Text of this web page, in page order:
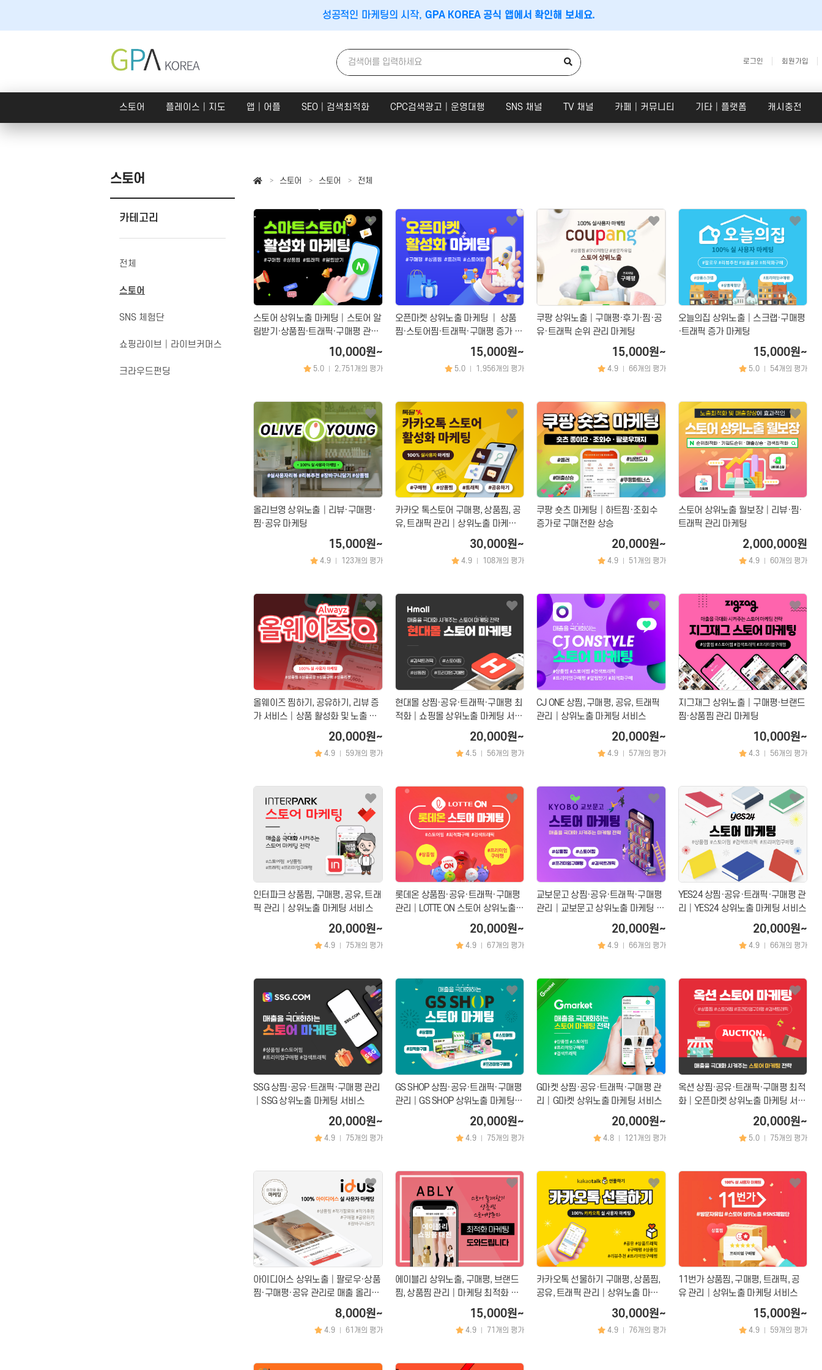
성공적인 마케팅의 시작, GPA KOREA 공식 앱에서 확인해 보세요.
로그인 회원가입
스토어 플레이스│지도 앱│어플 SEO│검색최적화 CPC검색광고│운영대행 SNS 채널 TV 채널 카페│커뮤니티 기타│플랫폼 캐시충전
쇼핑라이브│라이브커머스
플레이스
호텔│숙박│숙소
맛집마케팅
내비게이션
화장품│병원│성형
피부관리│마사지
공간 대여
구글플레이│AOS
원스토어
클라우드서버
쇼핑검색광고 네이버 플랫폼
메신저│오픈톡
음원 플랫폼
TV 채널 카페│커뮤니티
카페
지식인│질문 Q&A
언론,기자,뉴스 구독
개인정보활용방침에 동의하겠습니까? 네
문의 분야 월 예산
개인정보활용방침에 동의하겠습니까?
스토어
카테고리
전체
스토어
SNS 체험단
쇼핑라이브│라이브커머스
크라우드펀딩
스토어 스토어 전체
스토어 상위노출 마케팅│스토어 알
림받기·상품찜·트래픽·구매평 관리
10,000원~
5.0 2,751개의 평가
오픈마켓 상위노출 마케팅 │ 상품
찜·스토어찜·트래픽·구매평 증가 서
15,000원~
5.0 1,956개의 평가
쿠팡 상위노출│구매평·후기·찜·공
유·트래픽 순위 관리 마케팅
15,000원~
4.9 66개의 평가
오늘의집 상위노출│스크랩·구매평
·트래픽 증가 마케팅
15,000원~
5.0 54개의 평가
올리브영 상위노출│리뷰·구매평·
찜·공유 마케팅
15,000원~
4.9 123개의 평가
카카오 톡스토어 구매평, 상품찜, 공
유, 트래픽 관리│상위노출 마케팅
30,000원~
4.9 108개의 평가
쿠팡 숏츠 마케팅│하트찜·조회수
증가로 구매전환 상승
20,000원~
4.9 51개의 평가
스토어 상위노출 월보장│리뷰·찜·
트래픽 관리 마케팅
2,000,000원
4.9 60개의 평가
올웨이즈 찜하기, 공유하기, 리뷰 증
가 서비스│상품 활성화 및 노출 마
20,000원~
4.9 59개의 평가
현대몰 상찜·공유·트래픽·구매평 최
적화│쇼핑몰 상위노출 마케팅 서비
20,000원~
4.5 56개의 평가
CJ ONE 상찜, 구매평, 공유, 트래픽
관리│상위노출 마케팅 서비스
20,000원~
4.9 57개의 평가
지그재그 상위노출│구매평·브랜드
찜·상품찜 관리 마케팅
10,000원~
4.3 56개의 평가
인터파크 상품찜, 구매평, 공유, 트래
픽 관리│상위노출 마케팅 서비스
20,000원~
4.9 75개의 평가
롯데온 상품찜·공유·트래픽·구매평
관리│LOTTE ON 스토어 상위노출
20,000원~
4.9 67개의 평가
교보문고 상찜·공유·트래픽·구매평
관리│교보문고 상위노출 마케팅 서
20,000원~
4.9 66개의 평가
YES24 상찜·공유·트래픽·구매평 관
리│YES24 상위노출 마케팅 서비스
20,000원~
4.9 66개의 평가
SSG 상찜·공유·트래픽·구매평 관리
│SSG 상위노출 마케팅 서비스
20,000원~
4.9 75개의 평가
GS SHOP 상찜·공유·트래픽·구매평
관리│GS SHOP 상위노출 마케팅
20,000원~
4.9 75개의 평가
G마켓 상찜·공유·트래픽·구매평 관
리│G마켓 상위노출 마케팅 서비스
20,000원~
4.8 121개의 평가
옥션 상찜·공유·트래픽·구매평 최적
화│오픈마켓 상위노출 마케팅 서비
20,000원~
5.0 75개의 평가
아이디어스 상위노출│팔로우·상품
찜·구매평·공유 관리로 매출 올리는
8,000원~
4.9 61개의 평가
에이블리 상위노출, 구매평, 브랜드
찜, 상품찜 관리│마케팅 최적화 서
15,000원~
4.9 71개의 평가
카카오톡 선물하기 구매평, 상품찜,
공유, 트래픽 관리│상위노출 마케
30,000원~
4.9 76개의 평가
11번가 상품찜, 구매평, 트래픽, 공
유 관리│상위노출 마케팅 서비스
15,000원~
4.9 59개의 평가